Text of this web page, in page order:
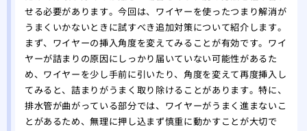
せる必要があります。今回は、ワイヤーを使ったつまり解消が
うまくいかないときに試すべき追加対策について紹介します。
まず、ワイヤーの挿入角度を変えてみることが有効です。ワイ
ヤーが詰まりの原因にしっかり届いていない可能性があるた
め、ワイヤーを少し手前に引いたり、角度を変えて再度挿入し
てみると、詰まりがうまく取り除けることがあります。特に、
排水管が曲がっている部分では、ワイヤーがうまく進まないこ
とがあるため、無理に押し込まず慎重に動かすことが大切で